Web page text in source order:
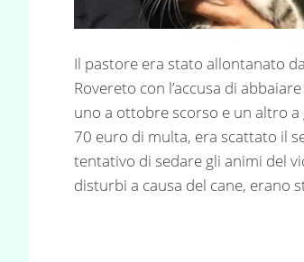
Il pastore era stato allontanato
Rovereto con l’accusa di
uno a ottobre scorso e un altro
70 euro di multa, era scattato il
tentativo di sedare gli animi del
disturbi a causa del cane, erano